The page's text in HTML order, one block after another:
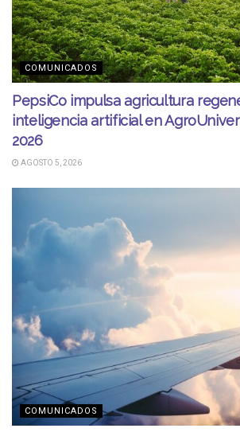
COMUNICADOS
PepsiCo impulsa agricultura
inteligencia artificial en
2026
AGOSTO 5, 2026
COMUNICADOS